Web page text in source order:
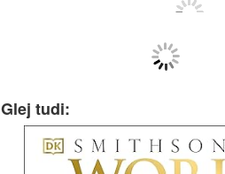
Glej tudi: